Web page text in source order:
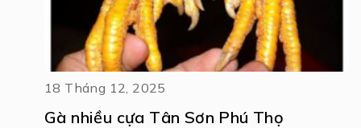
18 Tháng 12, 2025
Gà nhiều cựa Tân Sơn Phú Thọ